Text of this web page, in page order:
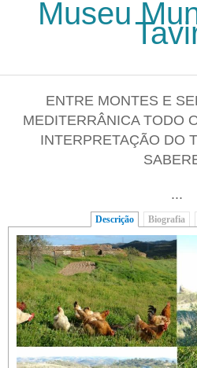
Passar para o conteúdo principal
Museu
ENTRE MONTES E
MEDITERRÂNICA TODO
INTERPRETAÇÃO DO
...
Descrição (separador
Biografia